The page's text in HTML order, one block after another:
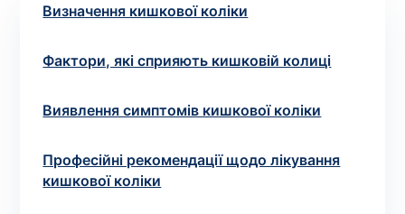
Визначення кишкової коліки
Фактори, які сприяють кишковій колиці
Виявлення симптомів кишкової коліки
Професійні рекомендації щодо лікування
кишкової коліки
Всього: 0
Попередній запис на дослідження не
виконує лікар – необхідийзапис до фахівця